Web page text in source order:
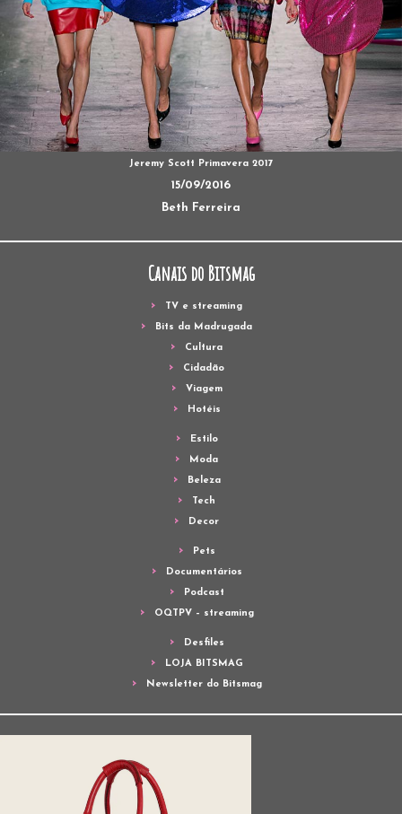
Jeremy Scott Primavera 2017
15/09/2016
Beth Ferreira
Canais do Bitsmag
TV e streaming
Bits da Madrugada
Cultura
Cidadão
Viagem
Hotéis
Estilo
Moda
Beleza
Tech
Decor
Pets
Documentários
Podcast
OQTPV – streaming
Desfiles
LOJA BITSMAG
Newsletter do Bitsmag